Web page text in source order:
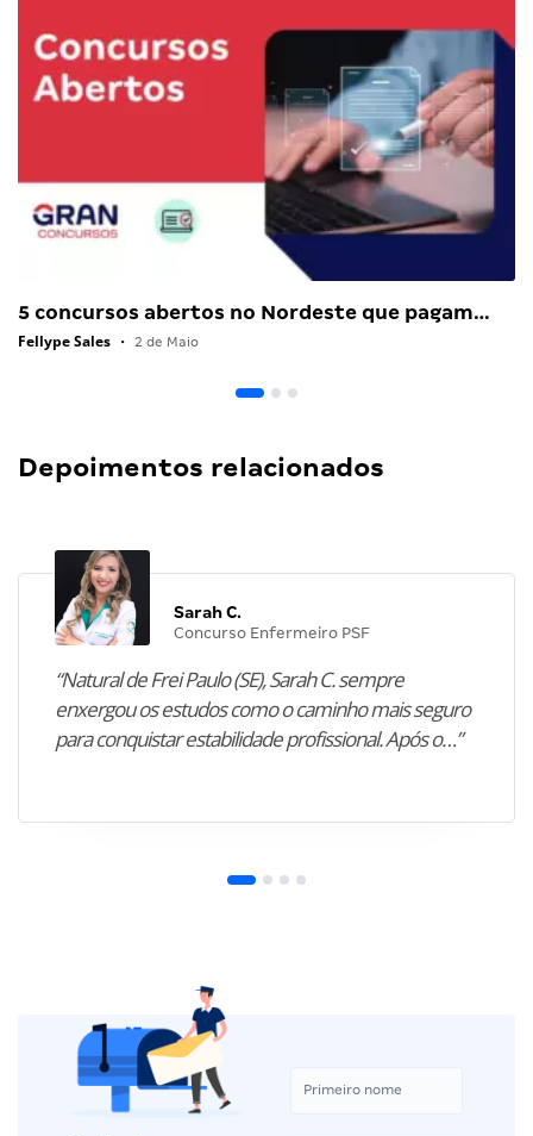
5 concursos abertos no Nordeste que pagam…
Fellype Sales • 2 de Maio
Depoimentos relacionados
Sarah C.
Concurso Enfermeiro PSF
“Natural de Frei Paulo (SE), Sarah C. sempre
enxergou os estudos como o caminho mais seguro
para conquistar estabilidade profissional. Após o…”